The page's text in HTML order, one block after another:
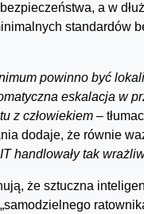
a w
standardów
powinno być
eskalacja w
z człowiekiem –
dodaje, że równie
handlowały tak
że sztuczna